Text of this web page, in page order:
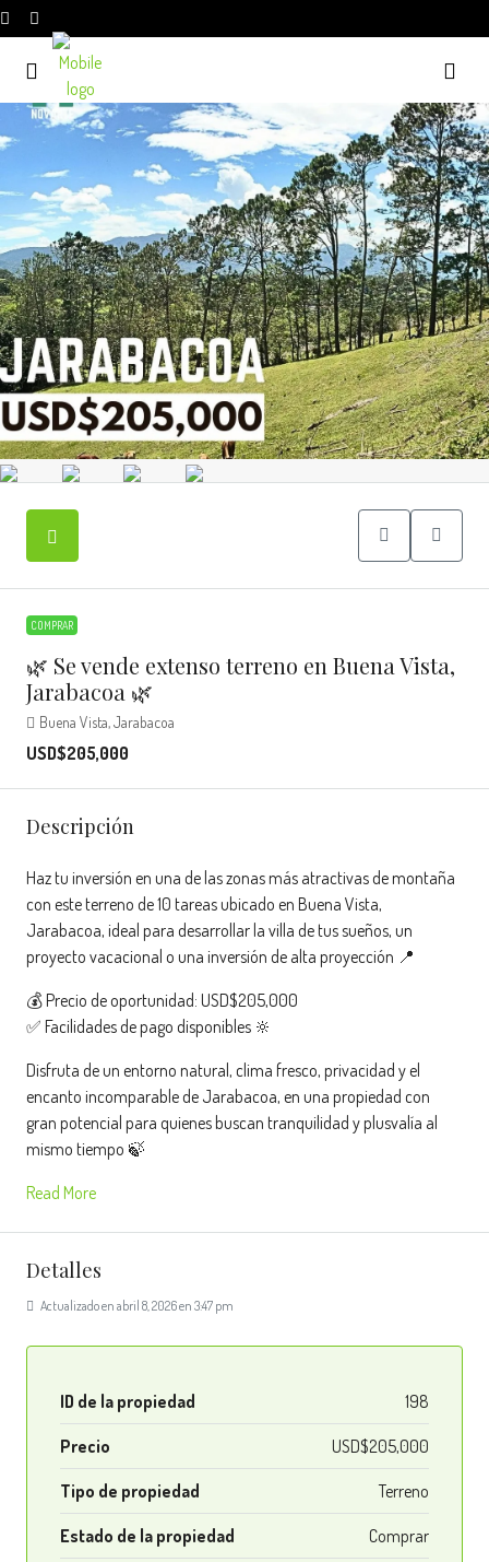
COMPRAR
🌿 Se vende extenso terreno en Buena Vista,
Jarabacoa 🌿
Buena Vista, Jarabacoa
USD$205,000
Descripción
Haz tu inversión en una de las zonas más atractivas de montaña
con este terreno de 10 tareas ubicado en Buena Vista,
Jarabacoa, ideal para desarrollar la villa de tus sueños, un
proyecto vacacional o una inversión de alta proyección 📍
💰 Precio de oportunidad: USD$205,000
✅ Facilidades de pago disponibles 🔆
Disfruta de un entorno natural, clima fresco, privacidad y el
encanto incomparable de Jarabacoa, en una propiedad con
gran potencial para quienes buscan tranquilidad y plusvalía al
mismo tiempo 🍃
Read More
Detalles
Actualizado en abril 8, 2026 en 3:47 pm
ID de la propiedad 198
Precio USD$205,000
Tipo de propiedad Terreno
Estado de la propiedad Comprar